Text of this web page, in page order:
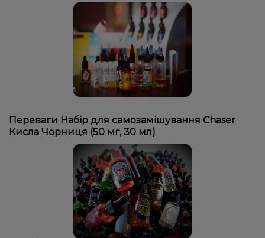
Переваги Набір для самозамішування Chaser
Кисла Чорниця (50 мг, 30 мл)